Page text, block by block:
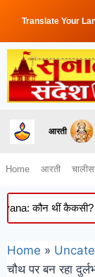
Translate Your
आरती
Home आरती
थीं कैकसी?
Home »
चौथ पर बन रहा